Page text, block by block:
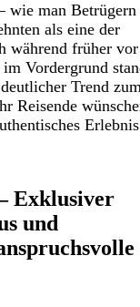
wie man Betrügern
als eine der
während früher vor
Vordergrund
Trend
Reisende
Exklusiver
und